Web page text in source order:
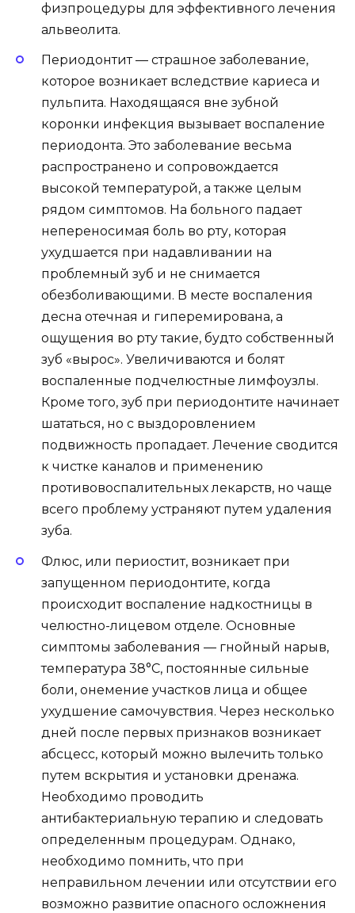
физпроцедуры для эффективного лечения
альвеолита.
Периодонтит — страшное заболевание,
которое возникает вследствие кариеса и
пульпита. Находящаяся вне зубной
коронки инфекция вызывает воспаление
периодонта. Это заболевание весьма
распространено и сопровождается
высокой температурой, а также целым
рядом симптомов. На больного падает
непереносимая боль во рту, которая
ухудшается при надавливании на
проблемный зуб и не снимается
обезболивающими. В месте воспаления
десна отечная и гиперемирована, а
ощущения во рту такие, будто собственный
зуб «вырос». Увеличиваются и болят
воспаленные подчелюстные лимфоузлы.
Кроме того, зуб при периодонтите начинает
шататься, но с выздоровлением
подвижность пропадает. Лечение сводится
к чистке каналов и применению
противовоспалительных лекарств, но чаще
всего проблему устраняют путем удаления
зуба.
Флюс, или периостит, возникает при
запущенном периодонтите, когда
происходит воспаление надкостницы в
челюстно-лицевом отделе. Основные
симптомы заболевания — гнойный нарыв,
температура 38°C, постоянные сильные
боли, онемение участков лица и общее
ухудшение самочувствия. Через несколько
дней после первых признаков возникает
абсцесс, который можно вылечить только
путем вскрытия и установки дренажа.
Необходимо проводить
антибактериальную терапию и следовать
определенным процедурам. Однако,
необходимо помнить, что при
неправильном лечении или отсутствии его
возможно развитие опасного осложнения